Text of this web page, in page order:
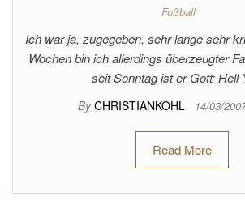
Fußball
Ich war ja, zugegeben, sehr lange sehr
Wochen bin ich allerdings überzeugter
seit Sonntag ist er Gott: Hell
By CHRISTIANKOHL 14/03/
Read More